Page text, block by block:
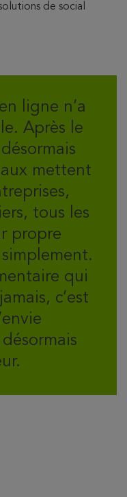
de social
ligne n’a
Après le
mettent
tous les
propre
qui
c’est